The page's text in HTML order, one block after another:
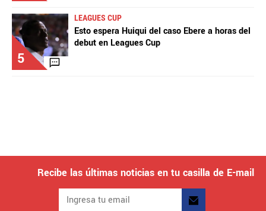
5
LEAGUES CUP
Esto espera Huiqui del caso Ebere a horas del
debut en Leagues Cup
Recibe las últimas noticias en tu casilla de E-mail